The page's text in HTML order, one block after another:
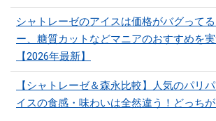
シャトレーゼのアイスは価格がバグって
ー、糖質カットなどマニアのおすすめを
【2026年最新】
【シャトレーゼ＆森永比較】人気のパリ
イスの食感・味わいは全然違う！どっち